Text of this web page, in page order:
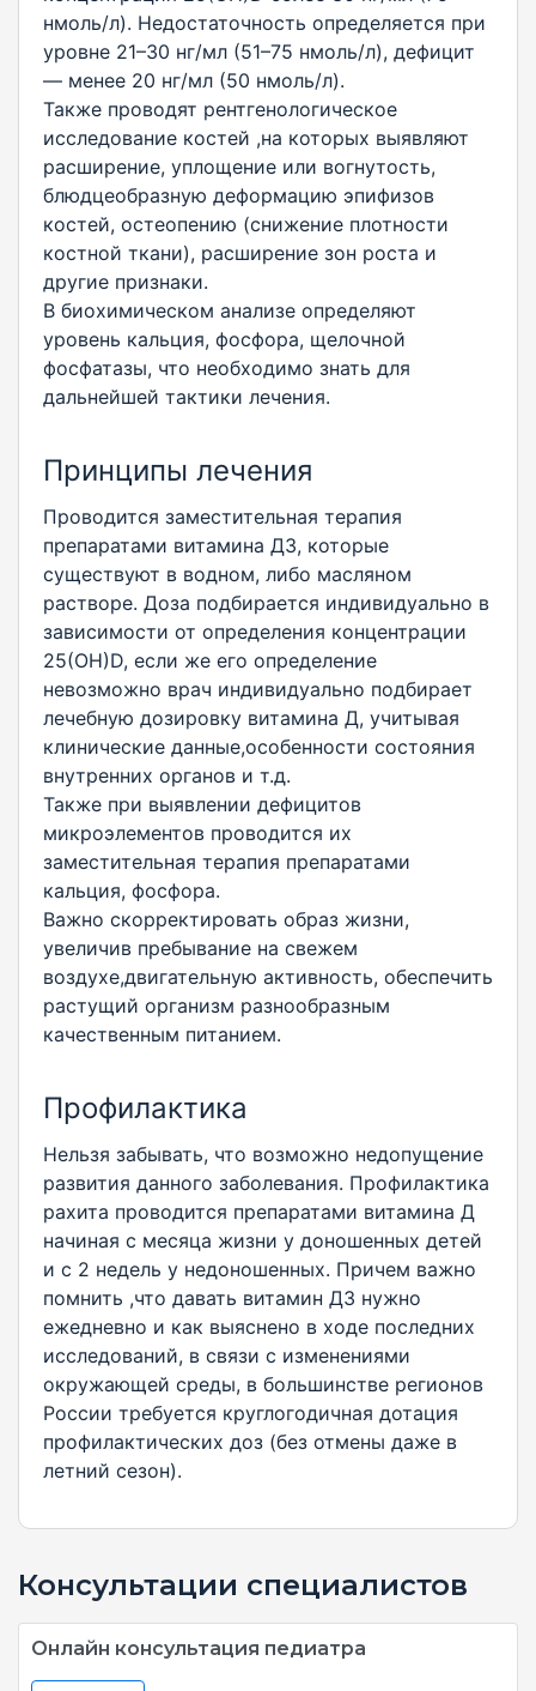
нмоль/л). Недостаточность определяется при
уровне 21–30 нг/мл (51–75 нмоль/л), дефицит
— менее 20 нг/мл (50 нмоль/л).
Также проводят рентгенологическое
исследование костей ,на которых выявляют
расширение, уплощение или вогнутость,
блюдцеобразную деформацию эпифизов
костей, остеопению (снижение плотности
костной ткани), расширение зон роста и
другие признаки.
В биохимическом анализе определяют
уровень кальция, фосфора, щелочной
фосфатазы, что необходимо знать для
дальнейшей тактики лечения.
Принципы лечения
Проводится заместительная терапия
препаратами витамина Д3, которые
существуют в водном, либо масляном
растворе. Доза подбирается индивидуально в
зависимости от определения концентрации
25(ОН)D, если же его определение
невозможно врач индивидуально подбирает
лечебную дозировку витамина Д, учитывая
клинические данные,особенности состояния
внутренних органов и т.д.
Также при выявлении дефицитов
микроэлементов проводится их
заместительная терапия препаратами
кальция, фосфора.
Важно скорректировать образ жизни,
увеличив пребывание на свежем
воздухе,двигательную активность, обеспечить
растущий организм разнообразным
качественным питанием.
Профилактика
Нельзя забывать, что возможно недопущение
развития данного заболевания. Профилактика
рахита проводится препаратами витамина Д
начиная с месяца жизни у доношенных детей
и с 2 недель у недоношенных. Причем важно
помнить ,что давать витамин Д3 нужно
ежедневно и как выяснено в ходе последних
исследований, в связи с изменениями
окружающей среды, в большинстве регионов
России требуется круглогодичная дотация
профилактических доз (без отмены даже в
летний сезон).
Консультации специалистов
Онлайн консультация педиатра